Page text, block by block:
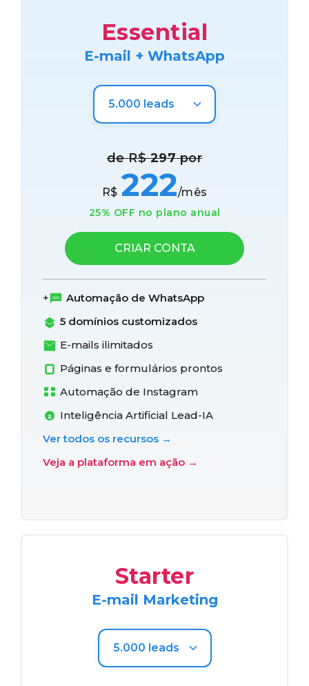
Starter
E-mail Marketing
Essential
E-mail + WhatsApp
de R$297por
R$ 222/mês
25% OFF no plano anual
CRIAR CONTA
Automação de WhatsApp
5 domínios customizados
E-mails ilimitados
Páginas e formulários prontos
Automação de Instagram
Inteligência Artificial Lead-IA
Ver todos os recursos →
Veja a plataforma em ação →